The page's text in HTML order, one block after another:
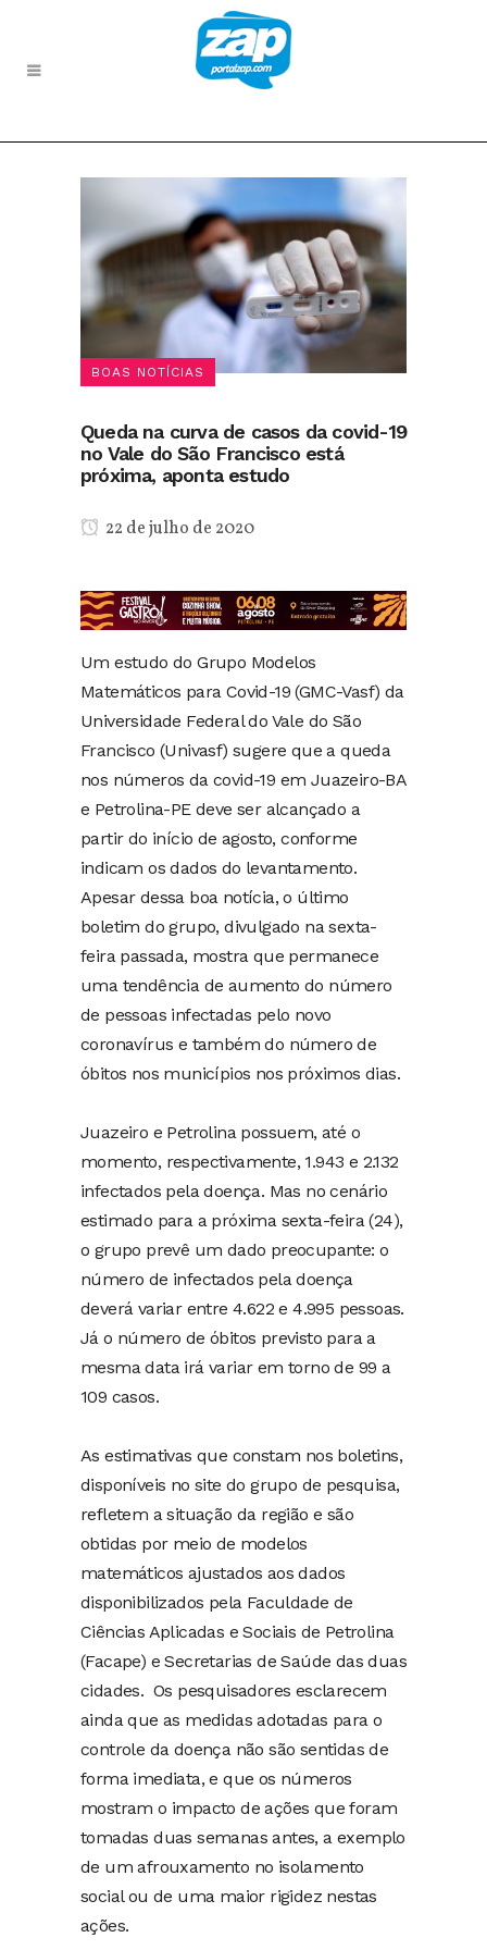
BOAS NOTÍCIAS
Queda na curva de casos da covid-19
no Vale do São Francisco está
próxima, aponta estudo
22 de julho de 2020
Um estudo do Grupo Modelos
Matemáticos para Covid-19 (GMC-Vasf) da
Universidade Federal do Vale do São
Francisco (Univasf) sugere que a queda
nos números da covid-19 em Juazeiro-BA
e Petrolina-PE deve ser alcançado a
partir do início de agosto, conforme
indicam os dados do levantamento.
Apesar dessa boa notícia, o último
boletim do grupo, divulgado na sexta-
feira passada, mostra que permanece
uma tendência de aumento do número
de pessoas infectadas pelo novo
coronavírus e também do número de
óbitos nos municípios nos próximos dias.
Juazeiro e Petrolina possuem, até o
momento, respectivamente, 1.943 e 2.132
infectados pela doença. Mas no cenário
estimado para a próxima sexta-feira (24),
o grupo prevê um dado preocupante: o
número de infectados pela doença
deverá variar entre 4.622 e 4.995 pessoas.
Já o número de óbitos previsto para a
mesma data irá variar em torno de 99 a
109 casos.
As estimativas que constam nos boletins,
disponíveis no site do grupo de pesquisa,
refletem a situação da região e são
obtidas por meio de modelos
matemáticos ajustados aos dados
disponibilizados pela Faculdade de
Ciências Aplicadas e Sociais de Petrolina
(Facape) e Secretarias de Saúde das duas
cidades. Os pesquisadores esclarecem
ainda que as medidas adotadas para o
controle da doença não são sentidas de
forma imediata, e que os números
mostram o impacto de ações que foram
tomadas duas semanas antes, a exemplo
de um afrouxamento no isolamento
social ou de uma maior rigidez nestas
ações.